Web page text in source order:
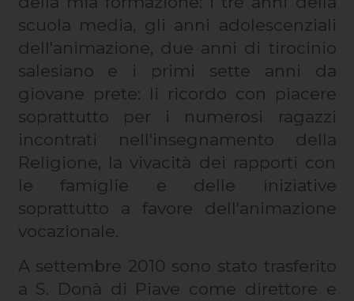
scuola media, gli anni adolescenziali
dell'animazione, due anni di tirocinio
salesiano e i primi sette anni da
giovane prete: li ricordo con piacere
soprattutto per i numerosi ragazzi
incontrati nell'insegnamento della
Religione, la vivacità dei rapporti con
le famiglie e delle iniziative
soprattutto a favore dell'animazione
vocazionale.
A settembre 2010 sono stato trasferito
a S. Donà di Piave come direttore e